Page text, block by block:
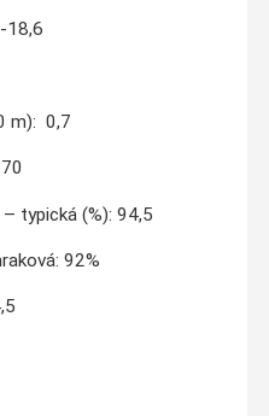
18,6
m): 0,7
typická (%): 94,5
92%